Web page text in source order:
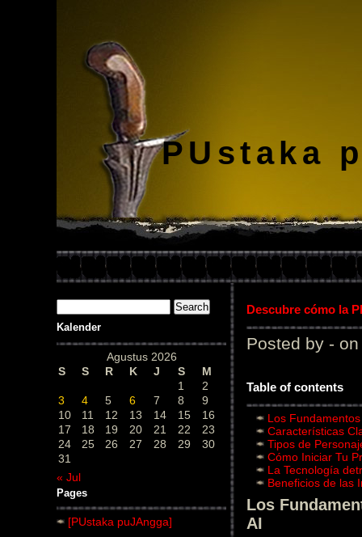
PUstaka
Kalender
Agustus 2026
S
S R K J S
M
1
2
3
4 5 6 7 8
9
10
11 12 13 14 15
16
17
18 19 20 21 22
23
24
25 26 27 28 29
30
31
« Jul
Pages
[PUstaka puJAngga]
Descubre cómo la
Posted by - on
Table of contents
Los
Características
Tipos de
Cómo Iniciar Tu
La Tecnología
Beneficios de las
Los
AI